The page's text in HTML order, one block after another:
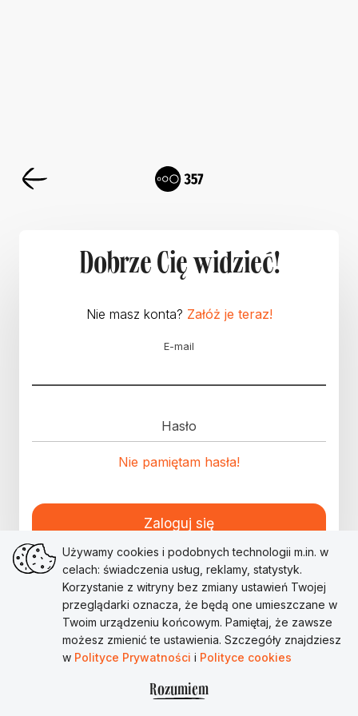
Dobrze Cię widzieć!
Nie masz konta? Załóż je teraz!
E-mail
Hasło
Nie pamiętam hasła!
Zaloguj się
Używamy cookies i podobnych technologii m.in. w
celach: świadczenia usług, reklamy, statystyk.
Korzystanie z witryny bez zmiany ustawień Twojej
przeglądarki oznacza, że będą one umieszczane w
Twoim urządzeniu końcowym. Pamiętaj, że zawsze
możesz zmienić te ustawienia. Szczegóły znajdziesz
w Polityce Prywatności i Polityce cookies
Rozumiem